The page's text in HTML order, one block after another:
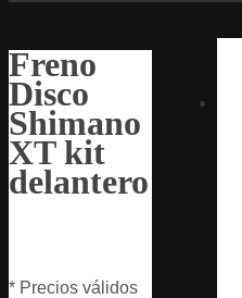
Freno
Disco
Shimano
XT kit
delantero
* Precios válidos